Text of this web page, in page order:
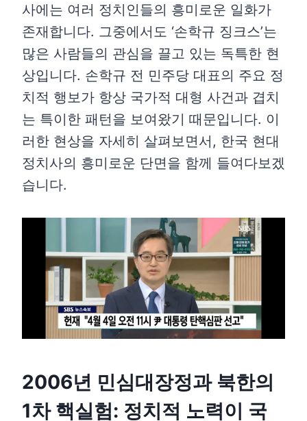
사에는 여러 정치인들의 흥미로운 일화가
존재합니다. 그중에서도 ‘손학규 징크스’는
많은 사람들의 관심을 끌고 있는 독특한 현
상입니다. 손학규 전 민주당 대표의 주요 정
치적 행보가 항상 국가적 대형 사건과 겹치
는 특이한 패턴을 보여왔기 때문입니다. 이
러한 현상을 자세히 살펴보면서, 한국 현대
정치사의 흥미로운 단면을 함께 들여다보겠
습니다.
2006년 민심대장정과 북한의
1차 핵실험: 정치적 노력이 국